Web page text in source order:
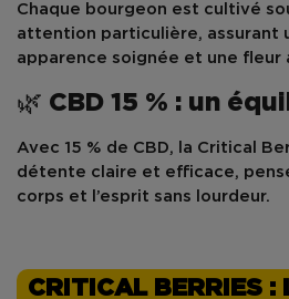
Chaque bourgeon est cultivé
attention particulière, assurant
apparence soignée et une fleur
🌿 CBD 15 % : un
Avec 15 % de CBD , la Critical
détente claire et efficace,
corps et l’esprit sans lourdeur.
CRITICAL BERRIES :